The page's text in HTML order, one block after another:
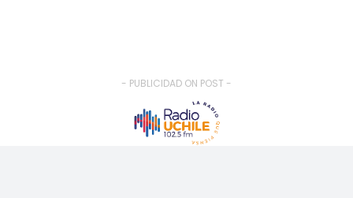
- PUBLICIDAD ON POST -